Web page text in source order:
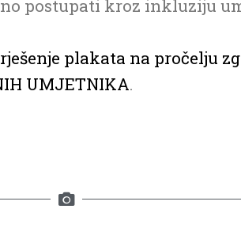
postupati kroz inkluziju
plakata na pročelju
UMJETNIKA.